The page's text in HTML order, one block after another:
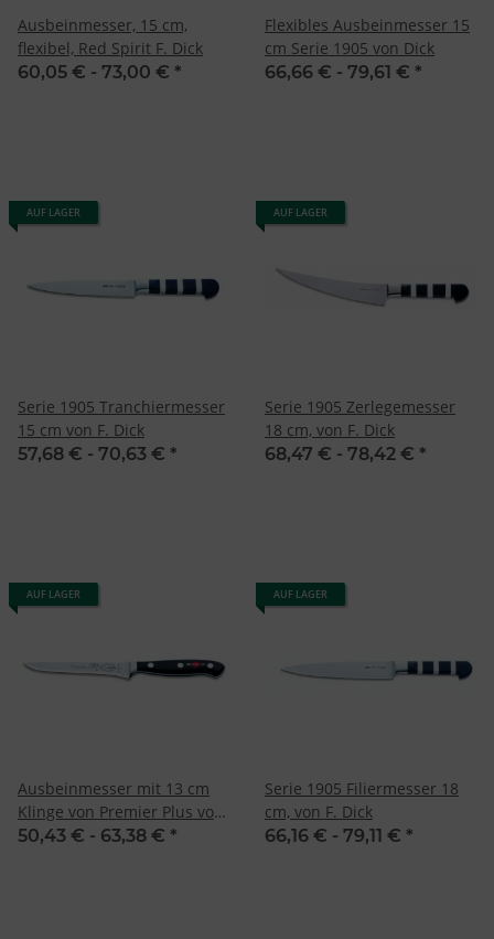
Ausbeinmesser, 15 cm,
flexibel, Red Spirit F. Dick
60,05 € - 73,00 € *
Flexibles Ausbeinmesser 15
cm Serie 1905 von Dick
66,66 € - 79,61 € *
AUF LAGER
Serie 1905 Tranchiermesser
15 cm von F. Dick
57,68 € - 70,63 € *
AUF LAGER
Serie 1905 Zerlegemesser
18 cm, von F. Dick
68,47 € - 78,42 € *
AUF LAGER
Ausbeinmesser mit 13 cm
Klinge von Premier Plus von
Dick
50,43 € - 63,38 € *
AUF LAGER
Serie 1905 Filiermesser 18
cm, von F. Dick
66,16 € - 79,11 € *